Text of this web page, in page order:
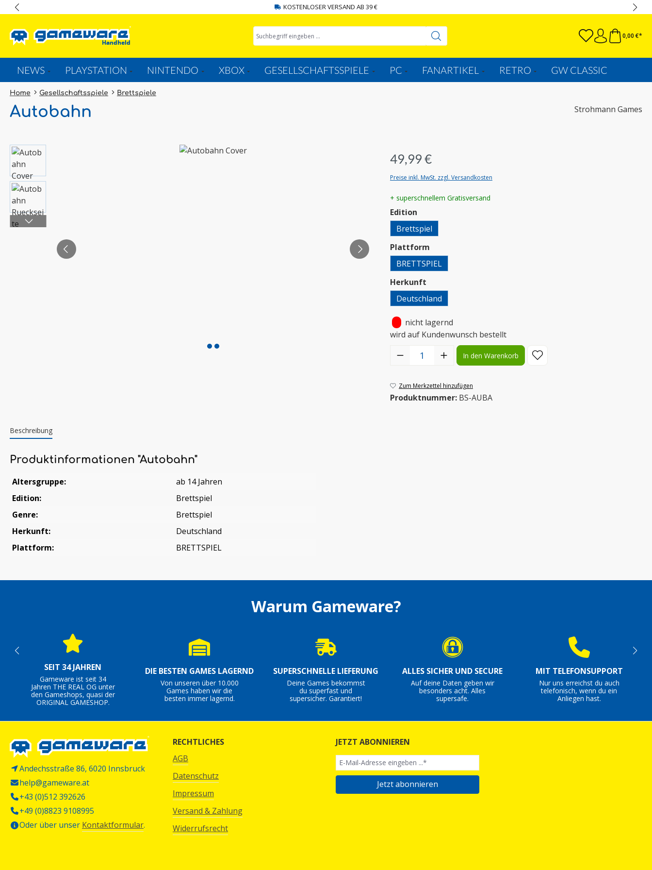
KOSTENLOSER VERSAND AB 39 €
0,00 €*
NEWS PLAYSTATION NINTENDO XBOX GESELLSCHAFTSSPIELE PC FANARTIKEL RETRO GW CLASSIC
Home Gesellschaftsspiele Brettspiele
Autobahn Strohmann Games
Bildergalerie überspringen
49,99 €
Preise inkl. MwSt. zzgl. Versandkosten
+ superschnellem Gratisversand
Edition
Brettspiel
Plattform
BRETTSPIEL
Herkunft
Deutschland
nicht lagernd
wird auf Kundenwunsch bestellt
Produkt Anzahl: Gib den gewünschten Wert ein oder benutze die
In den Warenkorb
Zum Merkzettel hinzufügen
Produktnummer: BS-AUBA
Beschreibung
Produktinformationen "Autobahn"
Altersgruppe:
ab 14 Jahren
Edition:
Brettspiel
Genre:
Brettspiel
Herkunft:
Deutschland
Plattform:
BRETTSPIEL
Warum Gameware?
SEIT 34 JAHREN
Gameware ist seit 34
Jahren THE REAL OG unter
den Gameshops, quasi der
ORIGINAL GAMESHOP.
DIE BESTEN GAMES LAGERND
Von unseren über 10.000
Games haben wir die
besten immer lagernd.
SUPERSCHNELLE LIEFERUNG
Deine Games bekommst
du superfast und
supersicher. Garantiert!
ALLES SICHER UND SECURE
Auf deine Daten geben wir
besonders acht. Alles
supersafe.
MIT TELEFONSUPPORT
Nur uns erreichst du auch
telefonisch, wenn du ein
Anliegen hast.
Andechsstraße 86, 6020 Innsbruck
help@gameware.at
+43 (0)512 392626
+49 (0)8823 9108995
Oder über unser Kontaktformular.
RECHTLICHES
AGB
Datenschutz
Impressum
Versand & Zahlung
Widerrufsrecht
JETZT ABONNIEREN
Jetzt abonnieren